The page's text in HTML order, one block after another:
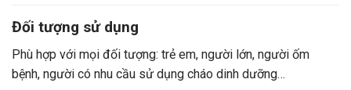
Đối tượng sử dụng
Phù hợp với mọi đối tượng: trẻ em, người lớn, người ốm
bệnh, người có nhu cầu sử dụng cháo dinh dưỡng…